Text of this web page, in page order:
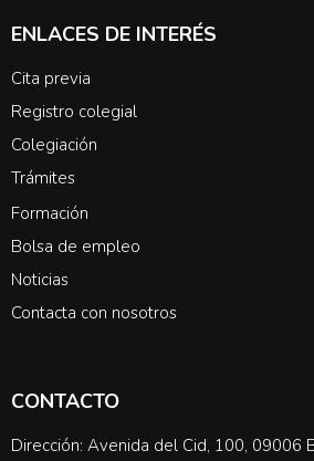
ENLACES DE INTERÉS
Cita previa
Registro colegial
Colegiación
Trámites
Formación
Bolsa de empleo
Noticias
Contacta con nosotros
CONTACTO
Dirección: Avenida del Cid, 100, 09006